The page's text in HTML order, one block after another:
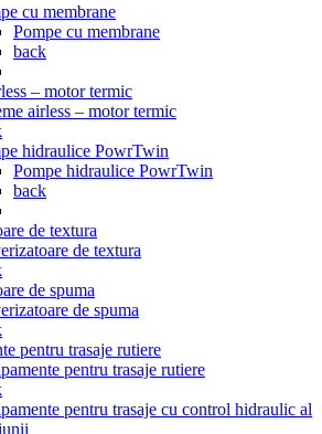
cu membrane
Pompe cu membrane
back
– motor termic
airless – motor termic
hidraulice PowrTwin
Pompe hidraulice PowrTwin
back
de textura
de textura
de spuma
de spuma
pentru trasaje rutiere
pentru trasaje rutiere
pentru trasaje cu control hidraulic al